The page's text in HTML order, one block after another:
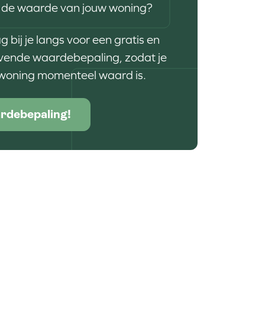
waarde van jouw woning?
bij je langs voor een gratis en
waardebepaling, zodat je
momenteel waard is.